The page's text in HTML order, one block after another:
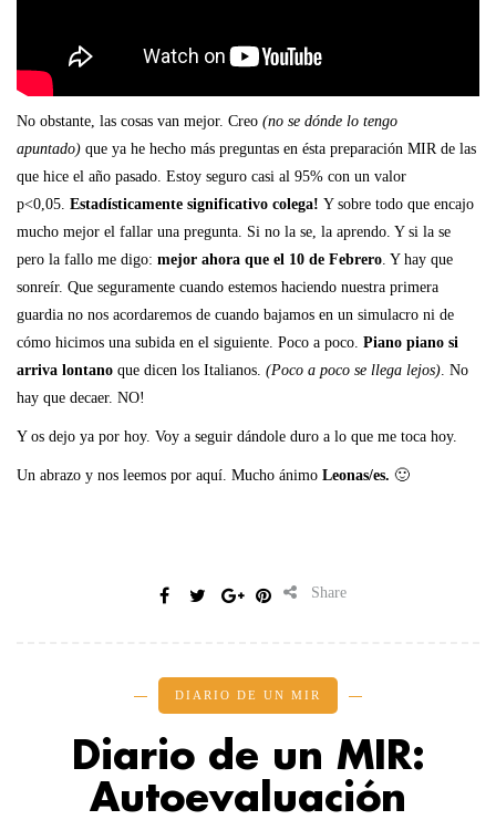
No obstante, las cosas van mejor. Creo (no se dónde lo tengo
apuntado) que ya he hecho más preguntas en ésta preparación MIR de las
que hice el año pasado. Estoy seguro casi al 95% con un valor
p<0,05. Estadísticamente significativo colega! Y sobre todo que encajo
mucho mejor el fallar una pregunta. Si no la se, la aprendo. Y si la se
pero la fallo me digo: mejor ahora que el 10 de Febrero. Y hay que
sonreír. Que seguramente cuando estemos haciendo nuestra primera
guardia no nos acordaremos de cuando bajamos en un simulacro ni de
cómo hicimos una subida en el siguiente. Poco a poco. Piano piano si
arriva lontano que dicen los Italianos. (Poco a poco se llega lejos). No
hay que decaer. NO!
Y os dejo ya por hoy. Voy a seguir dándole duro a lo que me toca hoy.
Un abrazo y nos leemos por aquí. Mucho ánimo Leonas/es. 🙂
Share
DIARIO DE UN MIR
Diario de un MIR:
Autoevaluación